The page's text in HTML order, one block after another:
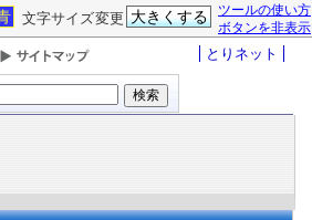
ツールの使い方
ボタンを非表示
文字サイズ変更 大きくする
とりネット